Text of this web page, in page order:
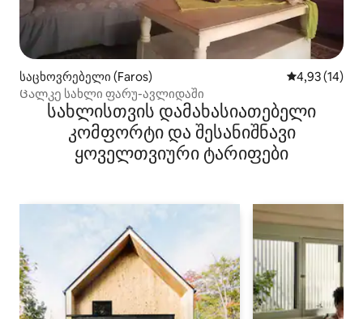
საცხოვრებელი (Faros) საშუალო
4,93 (14)
Ცალკე სახლი ფარუ-ავლიდაში
სახლისთვის დამახასიათებელი
კომფორტი და შესანიშნავი
ყოველთვიური ტარიფები